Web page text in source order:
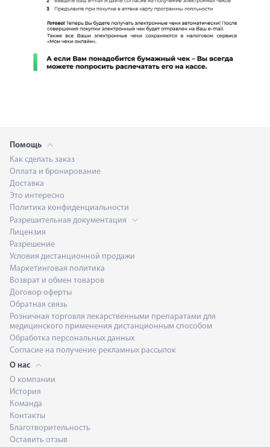
Помощь
Как сделать заказ
Оплата и бронирование
Доставка
Это интересно
Политика конфиденциальности
Разрешительная документация
Лицензия
Разрешение
Условия дистанционной продажи
Маркетинговая политика
Возврат и обмен товаров
Договор оферты
Обратная связь
Розничная торговля лекарственными препаратами для
медицинского применения дистанционным способом
Обработка персональных данных
Согласие на получение рекламных рассылок
О нас
О компании
История
Команда
Контакты
Благотворительность
Оставить отзыв